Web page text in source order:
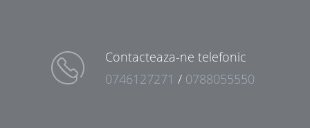
Contacteaza-ne telefonic
0746127271 / 0788055550